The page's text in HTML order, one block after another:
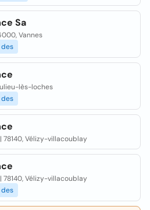
Sa
Vannes
des
lès-loches
des
78140, Vélizy-villacoublay
78140, Vélizy-villacoublay
des